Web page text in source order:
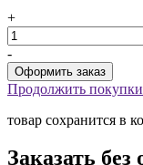
+
-
Продолжить покупки
товар сохранится в
Заказать